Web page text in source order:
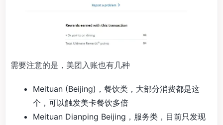
需要注意的是，美团入账也有几种
Meituan (Beijing)，餐饮类，大部分消费都是这
个，可以触发美卡餐饮多倍
Meituan Dianping Beijing，服务类，目前只发现